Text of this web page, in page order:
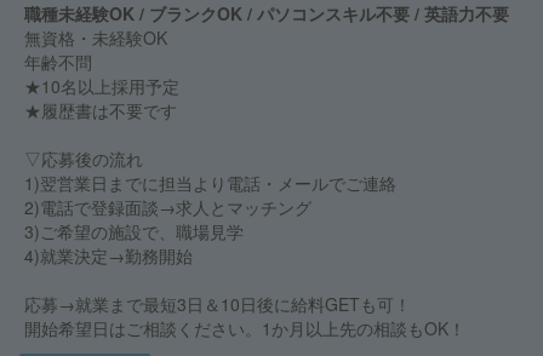
職種未経験OK / ブランクOK / パソコンスキル不要 / 英語力不要
無資格・未経験OK
年齢不問
★10名以上採用予定
★履歴書は不要です
▽応募後の流れ
1)翌営業日までに担当より電話・メールでご連絡
2)電話で登録面談→求人とマッチング
3)ご希望の施設で、職場見学
4)就業決定→勤務開始
応募→就業まで最短3日＆10日後に給料GETも可！
開始希望日はご相談ください。1か月以上先の相談もOK！